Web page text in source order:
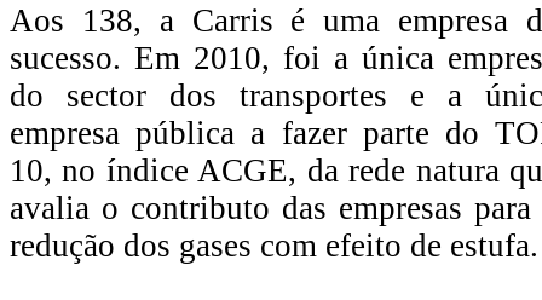
Aos 138, a Carris é uma empresa
sucesso. Em 2010, foi a única
do sector dos transportes e a
empresa pública a fazer parte do
10, no índice ACGE, da rede natura
avalia o contributo das empresas para
redução dos gases com efeito de estufa.